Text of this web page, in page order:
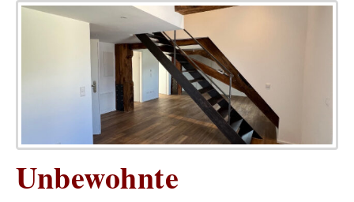
Unbewohnte